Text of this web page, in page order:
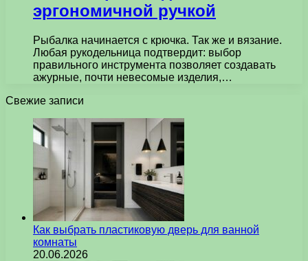
эргономичной ручкой
Рыбалка начинается с крючка. Так же и вязание.
Любая рукодельница подтвердит: выбор
правильного инструмента позволяет создавать
ажурные, почти невесомые изделия,…
Свежие записи
Как выбрать пластиковую дверь для ванной
комнаты
20.06.2026